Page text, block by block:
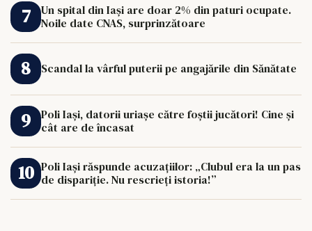
Un spital din Iași are doar 2% din paturi ocupate.
Noile date CNAS, surprinzătoare
Scandal la vârful puterii pe angajările din Sănătate
Poli Iași, datorii uriașe către foștii jucători! Cine și
cât are de încasat
Poli Iași răspunde acuzațiilor: „Clubul era la un pas
de dispariție. Nu rescrieți istoria!”